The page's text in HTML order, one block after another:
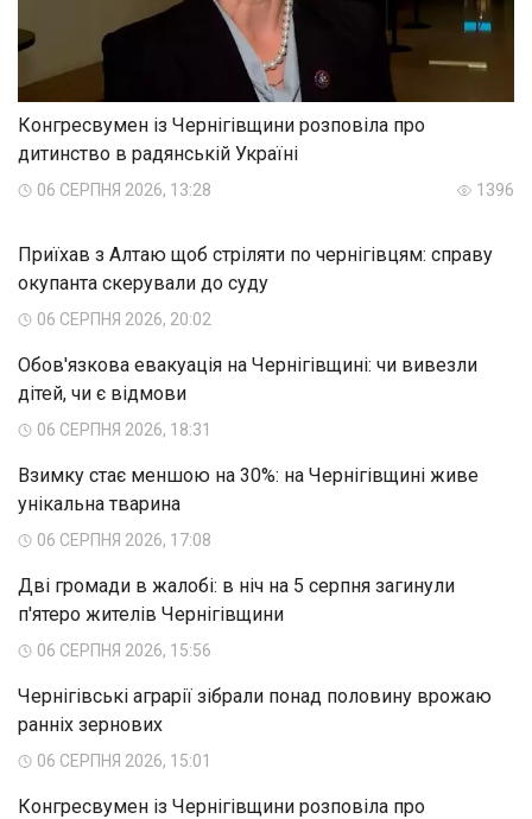
Конгресвумен із Чернігівщини розповіла про
дитинство в радянській Україні
06 СЕРПНЯ 2026, 13:28 1396
Приїхав з Алтаю щоб стріляти по чернігівцям: справу
окупанта скерували до суду
06 СЕРПНЯ 2026, 20:02
Обов'язкова евакуація на Чернігівщині: чи вивезли
дітей, чи є відмови
06 СЕРПНЯ 2026, 18:31
Взимку стає меншою на 30%: на Чернігівщині живе
унікальна тварина
06 СЕРПНЯ 2026, 17:08
Дві громади в жалобі: в ніч на 5 серпня загинули
п'ятеро жителів Чернігівщини
06 СЕРПНЯ 2026, 15:56
Чернігівські аграрії зібрали понад половину врожаю
ранніх зернових
06 СЕРПНЯ 2026, 15:01
Конгресвумен із Чернігівщини розповіла про